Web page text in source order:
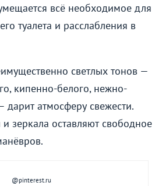
всё необходимое для
туалета и расслабления в
светлых тонов —
кипенно-белого, нежно-
дарит атмосферу свежести.
зеркала оставляют свободное
@pinterest.ru